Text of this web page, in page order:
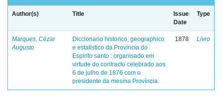
Author(s) Title
Issue
Date
Type
Marques, Cézar
Augusto
Diccionario historico, geographico
e estatistico da Provincia do
Espirito santo : organisado em
virtude do contracto celebrado aos
6 de julho de 1876 com o
presidente da mesma Província.
1878 Livro